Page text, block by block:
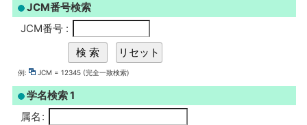
JCM番号検索
JCM番号 :
例: JCM = 12345 (完全一致検索)
学名検索 1
属名 :